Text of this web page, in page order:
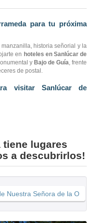
para tu próxima
historia señorial y la
en hoteles en Sanlúcar de
y Bajo de Guía, frente
de postal.
visitar Sanlúcar de
tiene lugares
a descubrirlos!
Nuestra Señora de la O